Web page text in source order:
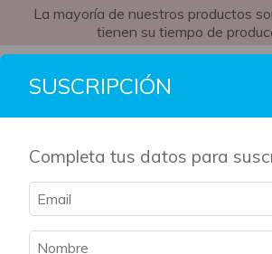
La mayoría de nuestros productos
tienen su tiempo de
Inicio
Asesino de
SUSCRIPCIÓN
Completa tus datos para